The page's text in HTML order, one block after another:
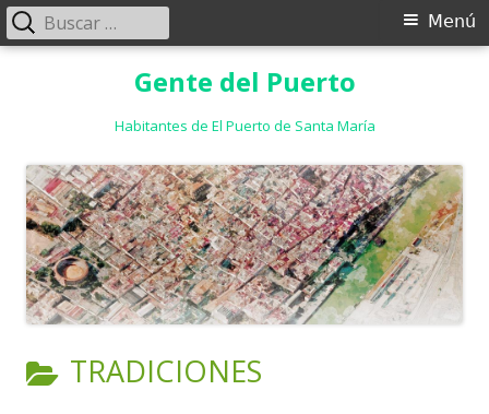
Gente del Puerto
Habitantes de El Puerto de Santa María
Menú
Menú
Buscar:
CATEGORÍA:
TRADICIONES